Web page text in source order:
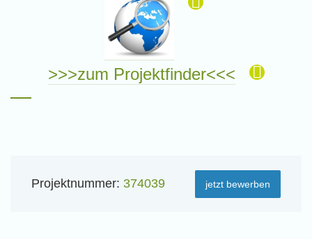
>>>zum Projektfinder<<<
Projektnummer: 374039 jetzt bewerben